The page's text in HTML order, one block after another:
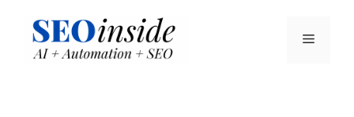
contenu
Menu